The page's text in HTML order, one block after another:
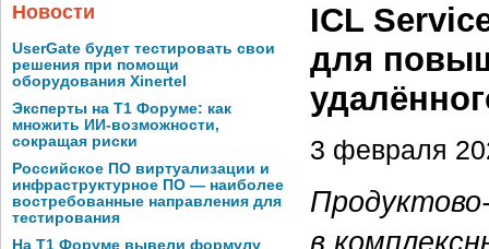
Новости
UserGate будет тестировать свои
решения при помощи
оборудования Xinertel
Эксперты на Т1 Форуме: как
множить ИИ-возможности,
сокращая риски
Российское ПО виртуализации и
инфраструктурное ПО — наиболее
востребованные направления для
тестирования
На Т1 Форуме вывели формулу
ICL
для
3 февраля
в